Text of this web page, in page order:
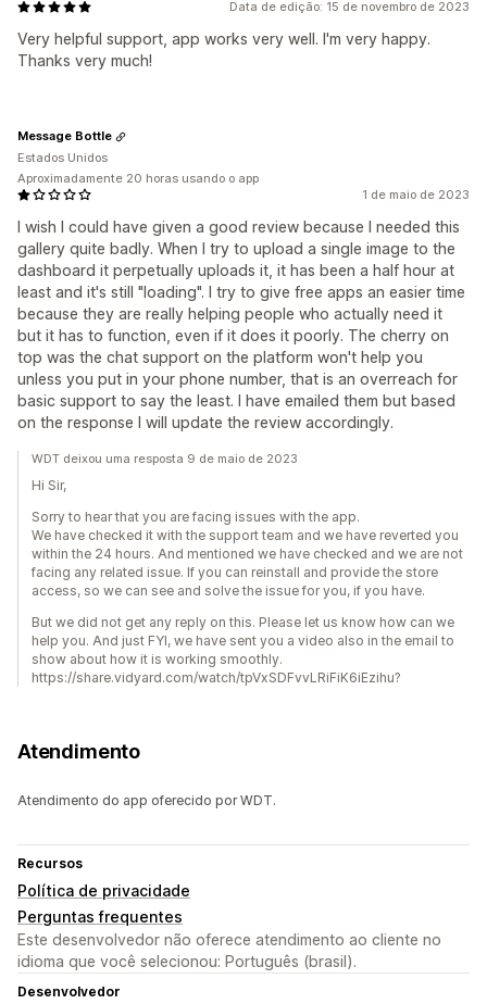
Data de edição: 15 de novembro de 2023
Very helpful support, app works very well. I'm very happy.
Thanks very much!
1 de maio de 2023
I wish I could have given a good review because I needed this
gallery quite badly. When I try to upload a single image to the
dashboard it perpetually uploads it, it has been a half hour at
least and it's still "loading". I try to give free apps an easier time
because they are really helping people who actually need it
but it has to function, even if it does it poorly. The cherry on
top was the chat support on the platform won't help you
unless you put in your phone number, that is an overreach for
basic support to say the least. I have emailed them but based
on the response I will update the review accordingly.
Message Bottle
Estados Unidos
Aproximadamente 20 horas usando o app
WDT deixou uma resposta 9 de maio de 2023
Hi Sir,
Sorry to hear that you are facing issues with the app.
We have checked it with the support team and we have reverted you
within the 24 hours. And mentioned we have checked and we are not
facing any related issue. If you can reinstall and provide the store
access, so we can see and solve the issue for you, if you have.
But we did not get any reply on this. Please let us know how can we
help you. And just FYI, we have sent you a video also in the email to
show about how it is working smoothly.
https://share.vidyard.com/watch/tpVxSDFvvLRiFiK6iEzihu?
Atendimento
Atendimento do app oferecido por WDT.
Recursos
Política de privacidade
Perguntas frequentes
Este desenvolvedor não oferece atendimento ao cliente no
idioma que você selecionou: Português (brasil).
Desenvolvedor